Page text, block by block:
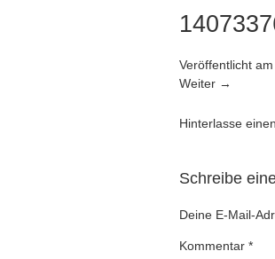
Veröffentlicht am
Weiter →
Hinterlasse
Schreibe
Deine E-Mail-
Kommentar *